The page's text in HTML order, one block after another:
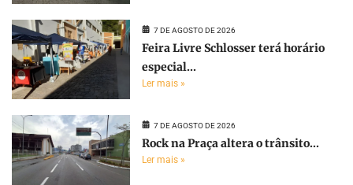
7 DE AGOSTO DE 2026
Feira Livre Schlosser terá horário
especial...
Ler mais »
7 DE AGOSTO DE 2026
Rock na Praça altera o trânsito...
Ler mais »